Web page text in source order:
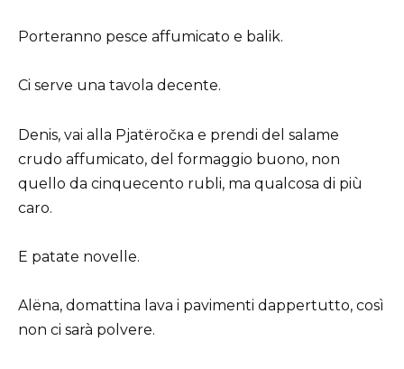
Porteranno pesce affumicato e balik.
Ci serve una tavola decente.
Denis, vai alla Pjatëročка e prendi del salame
crudo affumicato, del formaggio buono, non
quello da cinquecento rubli, ma qualcosa di più
caro.
E patate novelle.
Alëna, domattina lava i pavimenti dappertutto, così
non ci sarà polvere.